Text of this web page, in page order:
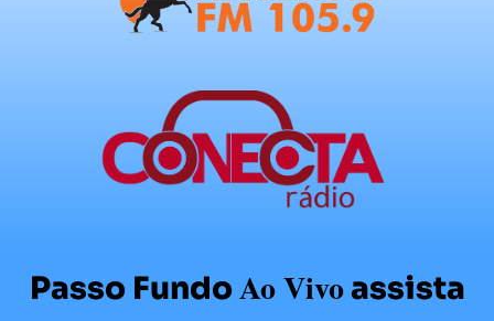
Passo FundoAo Vivoassista